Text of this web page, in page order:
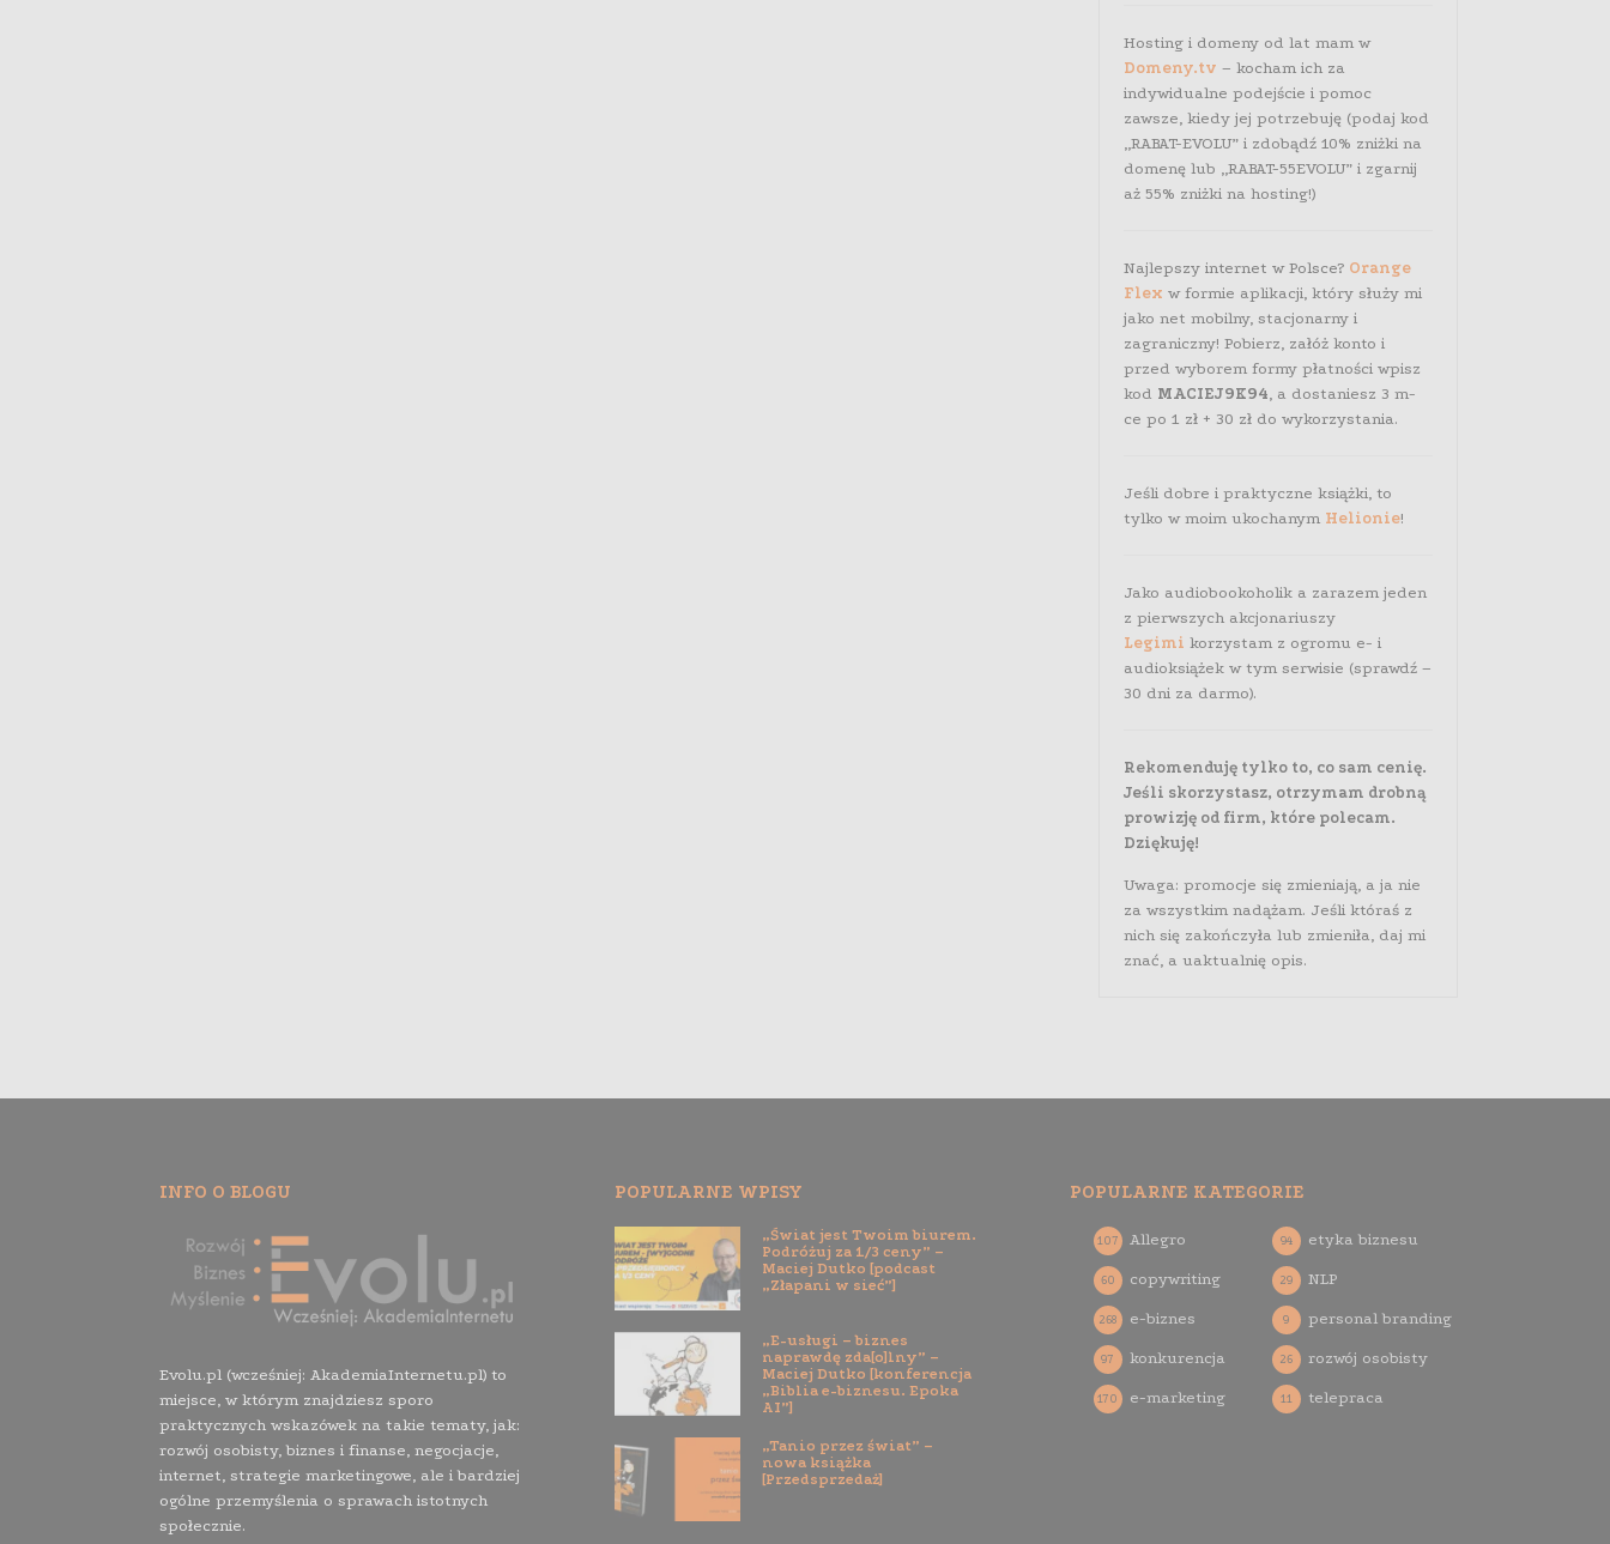
Hosting i domeny od lat mam w
Domeny.tv – kocham ich za
indywidualne podejście i pomoc
zawsze, kiedy jej potrzebuję (podaj kod
„RABAT-EVOLU” i zdobądź 10% zniżki na
domenę lub „RABAT-55EVOLU” i zgarnij
aż 55% zniżki na hosting!)
Najlepszy internet w Polsce? Orange
Flex w formie aplikacji, który służy mi
jako net mobilny, stacjonarny i
zagraniczny! Pobierz, załóż konto i
przed wyborem formy płatności wpisz
kod MACIEJ9K94, a dostaniesz 3 m-
ce po 1 zł + 30 zł do wykorzystania.
Jeśli dobre i praktyczne książki, to
tylko w moim ukochanym Helionie!
Jako audiobookoholik a zarazem jeden
z pierwszych akcjonariuszy
Legimi korzystam z ogromu e- i
audioksiążek w tym serwisie (sprawdź –
30 dni za darmo).
Rekomenduję tylko to, co sam cenię.
Jeśli skorzystasz, otrzymam drobną
prowizję od firm, które polecam.
Dziękuję!
Uwaga: promocje się zmieniają, a ja nie
za wszystkim nadążam. Jeśli któraś z
nich się zakończyła lub zmieniła, daj mi
znać, a uaktualnię opis.
INFO O BLOGU
Evolu.pl (wcześniej: AkademiaInternetu.pl) to
miejsce, w którym znajdziesz sporo
praktycznych wskazówek na takie tematy, jak:
rozwój osobisty, biznes i finanse, negocjacje,
internet, strategie marketingowe, ale i bardziej
ogólne przemyślenia o sprawach istotnych
społecznie.
POPULARNE WPISY
„Świat jest Twoim biurem.
Podróżuj za 1/3 ceny” –
Maciej Dutko [podcast
„Złapani w sieć”]
„E-usługi – biznes
naprawdę zda[o]lny” –
Maciej Dutko [konferencja
„Biblia e-biznesu. Epoka
AI”]
„Tanio przez świat” –
nowa książka
[Przedsprzedaż]
POPULARNE KATEGORIE
Allegro
107
copywriting
60
e-biznes
268
konkurencja
97
e-marketing
170
etyka biznesu
94
NLP
29
personal branding
9
rozwój osobisty
26
telepraca
11